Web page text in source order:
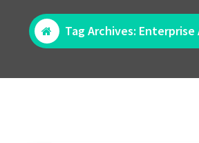
Tag Archives: